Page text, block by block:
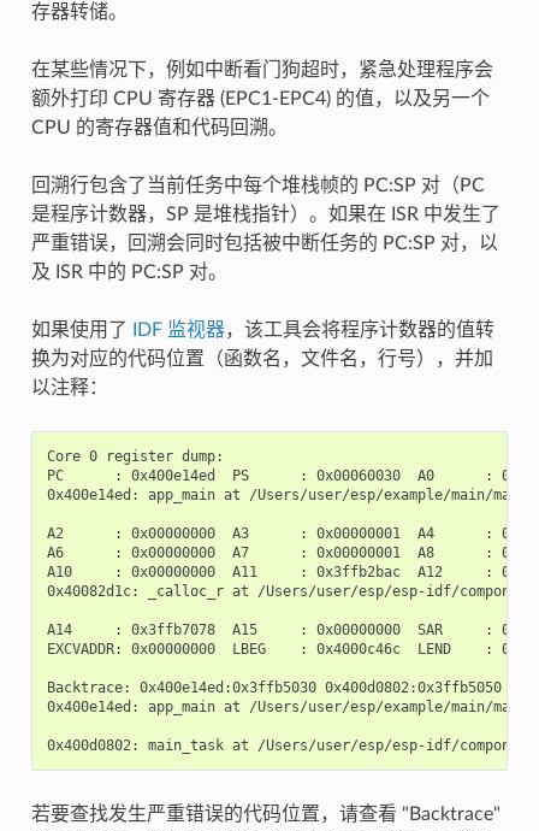
存器转储。
在某些情况下，例如中断看门狗超时，紧急处理程序会
额外打印 CPU 寄存器 (EPC1-EPC4) 的值，以及另一个
CPU 的寄存器值和代码回溯。
回溯行包含了当前任务中每个堆栈帧的 PC:SP 对（PC
是程序计数器，SP 是堆栈指针）。如果在 ISR 中发生了
严重错误，回溯会同时包括被中断任务的 PC:SP 对，以
及 ISR 中的 PC:SP 对。
如果使用了 IDF 监视器，该工具会将程序计数器的值转
换为对应的代码位置（函数名，文件名，行号），并加
以注释：
Core 0 register dump:
PC      : 0x400e14ed  PS      : 0x00060030  A0      :
0x400e14ed: app_main at /Users/user/esp/example/main/
A2      : 0x00000000  A3      : 0x00000001  A4      :
A6      : 0x00000000  A7      : 0x00000001  A8      :
A10     : 0x00000000  A11     : 0x3ffb2bac  A12     :
0x40082d1c: _calloc_r at /Users/user/esp/esp-idf/
A14     : 0x3ffb7078  A15     : 0x00000000  SAR     :
EXCVADDR: 0x00000000  LBEG    : 0x4000c46c  LEND    :
Backtrace: 0x400e14ed:0x3ffb5030 0x400d0802:0x3ffb5050
0x400e14ed: app_main at /Users/user/esp/example/main/
若要查找发生严重错误的代码位置，请查看 "Backtrace"